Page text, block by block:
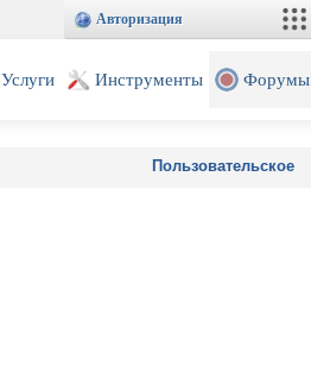
Авторизация
Услуги Инструменты Форумы
Пользовательское